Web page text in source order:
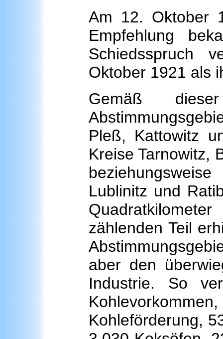
Am 12. Oktober
Empfehlung
Schiedsspruch
Oktober 1921 als
Gemäß
Pleß, Kattowitz
Kreise Tarnowitz,
Lublinitz und
zählenden Teil
aber den
Industrie. So
Kohleförderung,